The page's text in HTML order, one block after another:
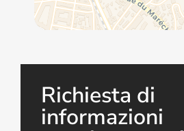
Richiesta di
informazioni